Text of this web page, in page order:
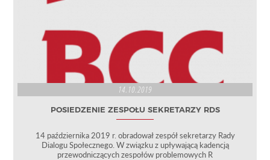
14.10.2019
POSIEDZENIE ZESPOŁU SEKRETARZY RDS
14 października 2019 r. obradował zespół sekretarzy Rady
Dialogu Społecznego. W związku z upływającą kadencją
przewodniczących zespołów problemowych R